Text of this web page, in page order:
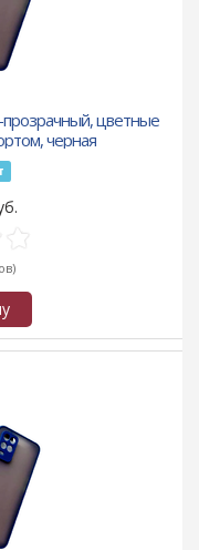
прозрачный, цветные
черная